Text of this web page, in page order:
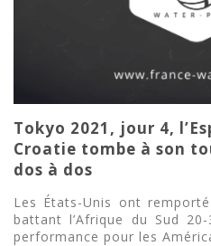
Tokyo 2021, jour 4,
Croatie tombe à son
dos à dos
Les États-Unis ont
battant l’Afrique du Sud
performance pour les